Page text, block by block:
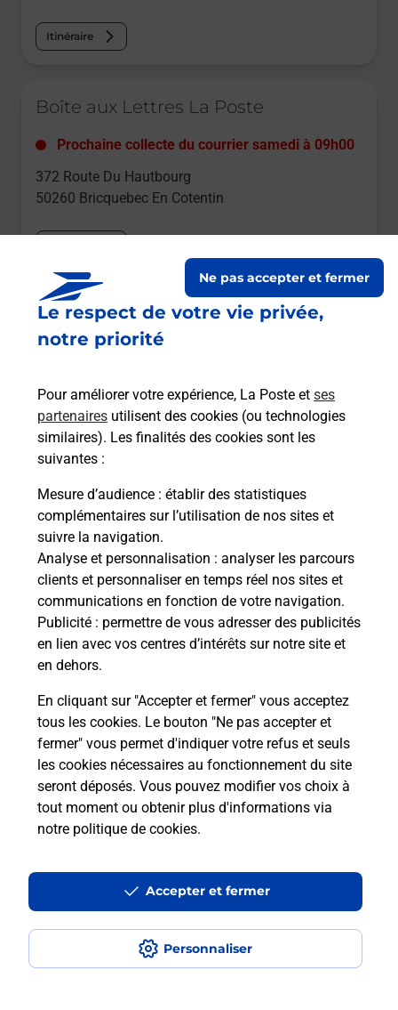
Le respect de votre vie privée,
notre priorité
Pour améliorer votre expérience, La Poste et ses
partenaires utilisent des cookies (ou technologies
similaires). Les finalités des cookies sont les
suivantes :
Mesure d’audience : établir des statistiques
complémentaires sur l’utilisation de nos sites et
suivre la navigation.
Analyse et personnalisation : analyser les parcours
clients et personnaliser en temps réel nos sites et
communications en fonction de votre navigation.
Publicité : permettre de vous adresser des publicités
en lien avec vos centres d’intérêts sur notre site et
en dehors.
En cliquant sur "Accepter et fermer" vous acceptez
tous les cookies. Le bouton "Ne pas accepter et
fermer" vous permet d'indiquer votre refus et seuls
les cookies nécessaires au fonctionnement du site
seront déposés. Vous pouvez modifier vos choix à
tout moment ou obtenir plus d'informations via
notre politique de cookies.
Personnaliser
Ne pas accepter et fermer
Accepter et fermer
Itinéraire
Boîte aux Lettres La Poste
Prochaine collecte du courrier samedi à 09h00
372 Route Du Hautbourg
50260 Bricquebec En Cotentin
Boîte aux Lettres La Poste
Prochaine collecte du courrier
5766 Route De Portbail
Bricquebec En Cotentin
Itinéraire
Le lien s'ouvre dans un nouvel onglet
Boîte aux Lettres La Poste
Prochaine collecte du courriersamedi à 09h00
417 Rue Du Hameau Giot
50260
Bricquebec En Cotentin
Itinéraire
Le lien s'ouvre dans un nouvel onglet
Localiser Liste Boîtes aux lettres
Manche
Bricquebec En Cotentin
Accessibilité : partiellement conforme
Conditions contractuelles
Mentions légales